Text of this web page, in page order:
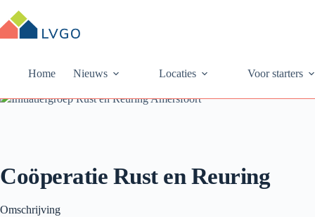
naar
de
Home Nieuws Locaties Voor starters
Coöperatie Rust en Reuring
Omschrijving